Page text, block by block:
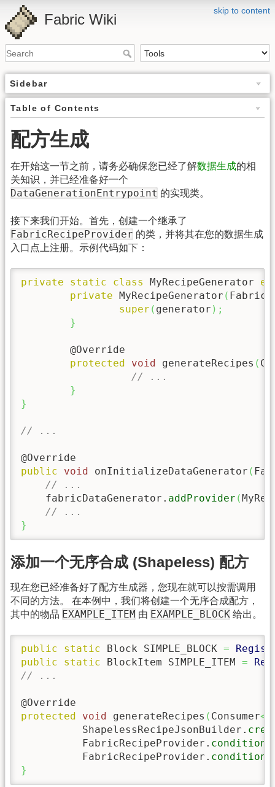
skip to content
Fabric Wiki
Sidebar
Table of Contents
配方生成
在开始这一节之前，请务必确保您已经了解数据生成的相
关知识，并已经准备好一个
DataGenerationEntrypoint 的实现类。
接下来我们开始。首先，创建一个继承了
FabricRecipeProvider 的类，并将其在您的数据生成
入口点上注册。示例代码如下：
private static class MyRecipeGenerator
private MyRecipeGenerator (
super ( generator ) ;
}
        @Override
protected
void generateRecipes (
// ...
}
}
// ...
public
void onInitializeDataGenerator (
// ...
    fabricDataGenerator.
addProvider (
// ...
}
添加一个无序合成 (Shapeless) 配方
现在您已经准备好了配方生成器，您现在就可以按需调用
不同的方法。 在本例中，我们将创建一个无序合成配方，
其中的物品 EXAMPLE_ITEM 由 EXAMPLE_BLOCK 给出。
public static Block SIMPLE_BLOCK =
public
static BlockItem SIMPLE_ITEM =
// ...
protected
void generateRecipes ( Consumer<
          ShapelessRecipeJsonBuilder.
          FabricRecipeProvider.
          FabricRecipeProvider.
}